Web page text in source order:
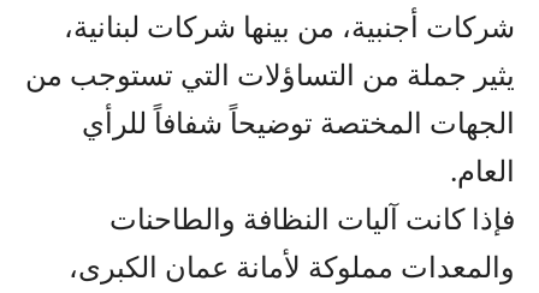
شركات أجنبية، من بينها شركات لبنانية،
يثير جملة من التساؤلات التي تستوجب من
الجهات المختصة توضيحاً شفافاً للرأي
العام.
فإذا كانت آليات النظافة والطاحنات
والمعدات مملوكة لأمانة عمان الكبرى،